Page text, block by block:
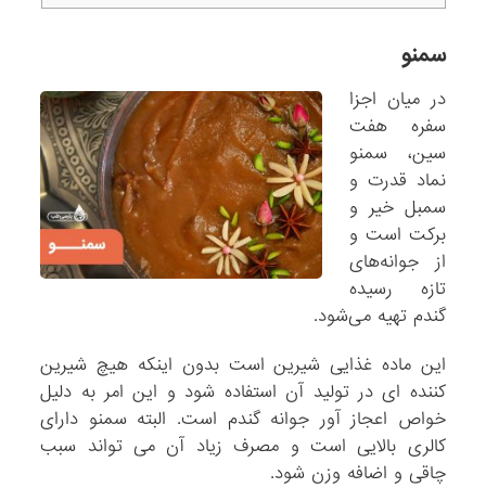
سمنو
در میان اجزا
سفره هفت
سین، سمنو
نماد قدرت و
سمبل خیر و
برکت است و
از جوانه‌هاى
تازه رسیده
گندم تهیه مى‌شود.
این ماده غذایی شیرین است بدون اینکه هیچ شیرین
کننده ای در تولید آن استفاده شود و این امر به دلیل
خواص اعجاز آور جوانه گندم است. البته سمنو دارای
کالری بالایی است و مصرف زیاد آن می تواند سبب
چاقی و اضافه وزن شود.